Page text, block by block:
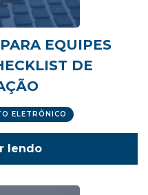
EQUIPES
DE
ELETRÔNICO
lendo